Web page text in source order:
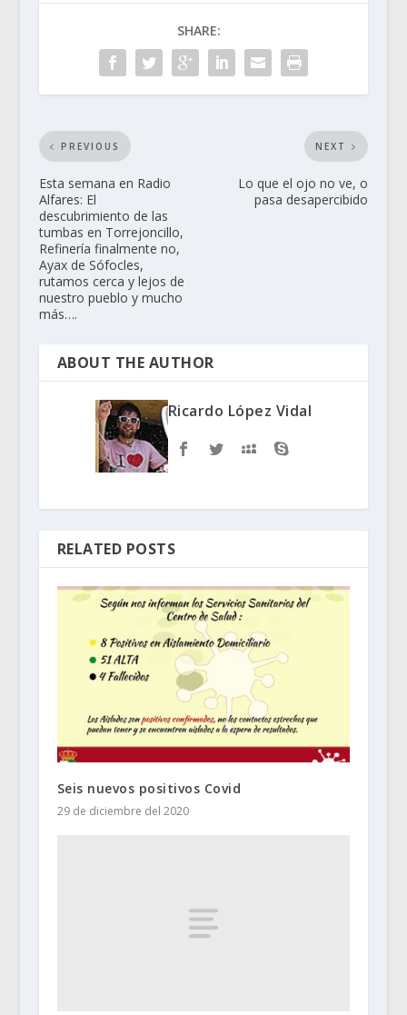
SHARE:
PREVIOUS
Esta semana en Radio
Alfares: El
descubrimiento de las
tumbas en Torrejoncillo,
Refinería finalmente no,
Ayax de Sófocles,
rutamos cerca y lejos de
nuestro pueblo y mucho
más….
NEXT
Lo que el ojo no ve, o
pasa desapercibido
ABOUT THE AUTHOR
Ricardo López Vidal
RELATED POSTS
Seis nuevos positivos Covid
29 de diciembre del 2020